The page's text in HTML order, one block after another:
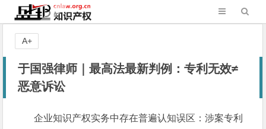
于国强律师｜最高法最新判例：专利无效≠
恶意诉讼
企业知识产权实务中存在普遍认知误区：涉案专利
A+